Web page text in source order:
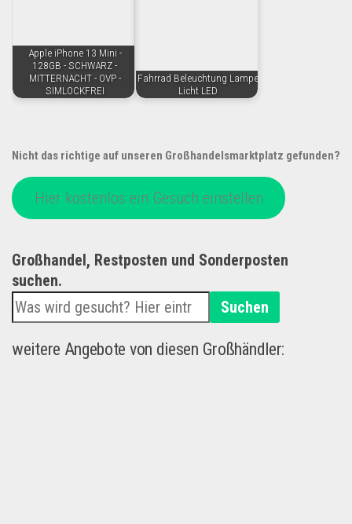
Apple iPhone 13 Mini -
128GB - SCHWARZ -
MITTERNACHT - OVP -
SIMLOCKFREI
Fahrrad Beleuchtung Lampe
Licht LED
Nicht das richtige auf unseren Großhandelsmarktplatz gefunden?
Hier kostenlos ein Gesuch einstellen
Großhandel, Restposten und Sonderposten
suchen.
Suchen
weitere Angebote von diesen Großhändler: